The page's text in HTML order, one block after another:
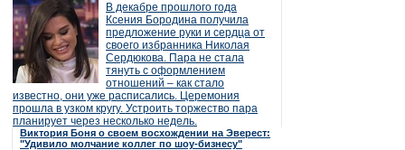
В декабре прошлого года
Ксения Бородина получила
предложение руки и сердца от
своего избранника Николая
Сердюкова. Пара не стала
тянуть с оформлением
отношений – как стало
известно, они уже расписались. Церемония
прошла в узком кругу. Устроить торжество пара
планирует через несколько недель.
Виктория Боня о своем восхождении на Эверест:
"Удивило молчание коллег по шоу-бизнесу"